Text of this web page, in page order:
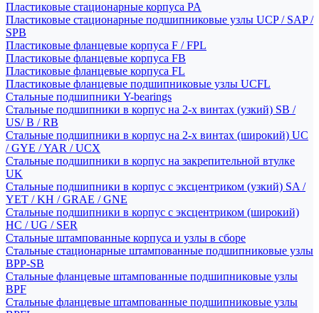
Пластиковые стационарные корпуса PA
Пластиковые стационарные подшипниковые узлы UCP / SAP /
SPB
Пластиковые фланцевые корпуса F / FPL
Пластиковые фланцевые корпуса FB
Пластиковые фланцевые корпуса FL
Пластиковые фланцевые подшипниковые узлы UCFL
Стальные подшипники Y-bearings
Стальные подшипники в корпус на 2-х винтах (узкий) SB /
US/ B / RB
Стальные подшипники в корпус на 2-х винтах (широкий) UC
/ GYE / YAR / UCX
Стальные подшипники в корпус на закрепительной втулке
UK
Стальные подшипники в корпус с эксцентриком (узкий) SA /
YET / KH / GRAE / GNE
Стальные подшипники в корпус с эксцентриком (широкий)
HC / UG / SER
Стальные штампованные корпуса и узлы в сборе
Стальные стационарные штампованные подшипниковые узлы
BPP-SB
Стальные фланцевые штампованные подшипниковые узлы
BPF
Стальные фланцевые штампованные подшипниковые узлы